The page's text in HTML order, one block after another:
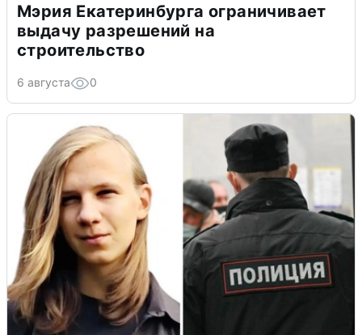
Мэрия Екатеринбурга ограничивает
выдачу разрешений на
строительство
6 августа 0